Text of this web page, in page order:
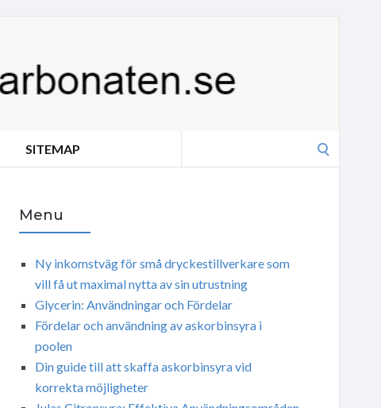
SITEMAP
Menu
Ny inkomstväg för små dryckestillverkare som
vill få ut maximal nytta av sin utrustning
Glycerin: Användningar och Fördelar
Fördelar och användning av askorbinsyra i
poolen
Din guide till att skaffa askorbinsyra vid
korrekta möjligheter